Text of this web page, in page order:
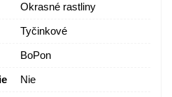
Okrasné rastliny
Tyčinkové
BoPon
Nie